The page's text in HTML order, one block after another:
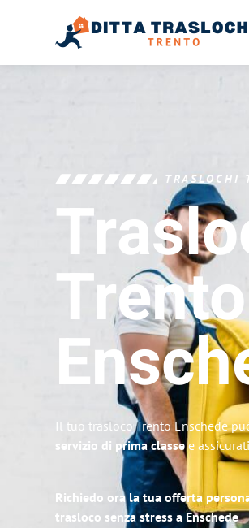
TRASLOCHI
Trento
Il tuo trasloco Trento Enschede
servizio di prima classee
Richiedo ora la tua offerta
trasloco senza stress a Enschede